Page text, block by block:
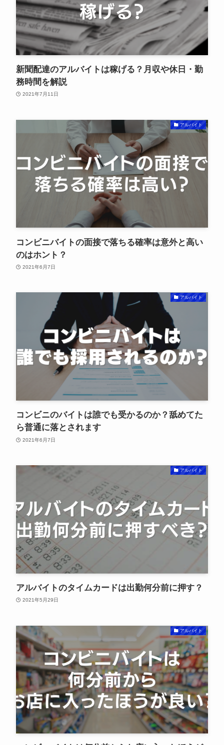
新聞配達のアルバイトは稼げる？月収や休日・勤
務時間を解説
2021年7月11日
アルバイト
コンビニバイトの面接で落ちる確率は意外と高い
のはホント？
2021年6月7日
アルバイト
コンビニのバイトは誰でも受かるのか？舐めてた
ら普通に落とされます
2021年6月7日
アルバイト
アルバイトのタイムカードは出勤何分前に押す？
2021年5月29日
アルバイト